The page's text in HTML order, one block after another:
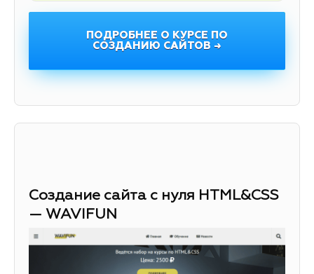
ПОДРОБНЕЕ О КУРСЕ ПО
СОЗДАНИЮ САЙТОВ →
Создание сайта с нуля HTML&CSS
— WAVIFUN